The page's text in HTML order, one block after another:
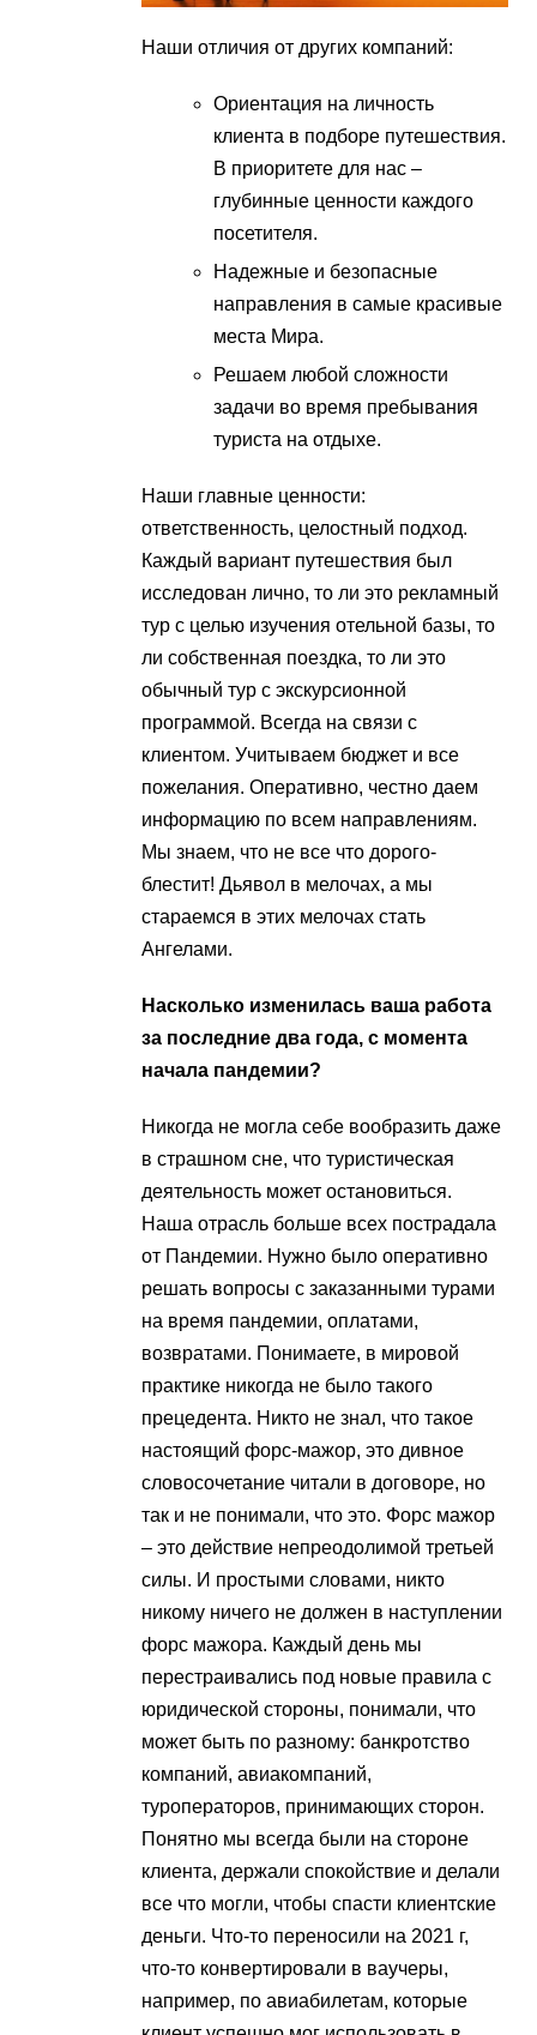
Наши отличия от других компаний:
Ориентация на личность
клиента в подборе путешествия.
В приоритете для нас –
глубинные ценности каждого
посетителя.
Надежные и безопасные
направления в самые красивые
места Мира.
Решаем любой сложности
задачи во время пребывания
туриста на отдыхе.
Наши главные ценности:
ответственность, целостный подход.
Каждый вариант путешествия был
исследован лично, то ли это рекламный
тур с целью изучения отельной базы, то
ли собственная поездка, то ли это
обычный тур с экскурсионной
программой. Всегда на связи с
клиентом. Учитываем бюджет и все
пожелания. Оперативно, честно даем
информацию по всем направлениям.
Мы знаем, что не все что дорого-
блестит! Дьявол в мелочах, а мы
стараемся в этих мелочах стать
Ангелами.
Насколько изменилась ваша работа
за последние два года, с момента
начала пандемии?
Никогда не могла себе вообразить даже
в страшном сне, что туристическая
деятельность может остановиться.
Наша отрасль больше всех пострадала
от Пандемии. Нужно было оперативно
решать вопросы с заказанными турами
на время пандемии, оплатами,
возвратами. Понимаете, в мировой
практике никогда не было такого
прецедента. Никто не знал, что такое
настоящий форс-мажор, это дивное
словосочетание читали в договоре, но
так и не понимали, что это. Форс мажор
– это действие непреодолимой третьей
силы. И простыми словами, никто
никому ничего не должен в наступлении
форс мажора. Каждый день мы
перестраивались под новые правила с
юридической стороны, понимали, что
может быть по разному: банкротство
компаний, авиакомпаний,
туроператоров, принимающих сторон.
Понятно мы всегда были на стороне
клиента, держали спокойствие и делали
все что могли, чтобы спасти клиентские
деньги. Что-то переносили на 2021 г,
что-то конвертировали в ваучеры,
например, по авиабилетам, которые